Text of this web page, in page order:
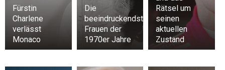
Fürstin
Charlene
verlässt
Monaco
Die
beeindruckendsten
Frauen der
1970er Jahre
Rätsel um
seinen
aktuellen
Zustand